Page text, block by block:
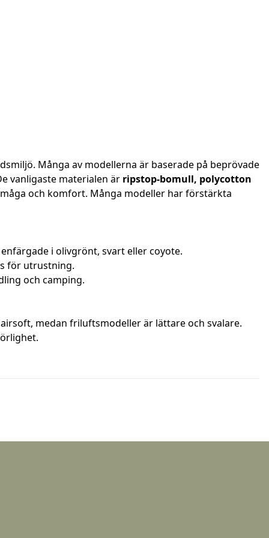
Många av modellerna är baserade på beprövade
vanligaste materialen är ripstop-bomull, polycotton
och komfort. Många modeller har förstärkta
i olivgrönt, svart eller coyote.
för utrustning.
och camping.
medan friluftsmodeller är lättare och svalare.